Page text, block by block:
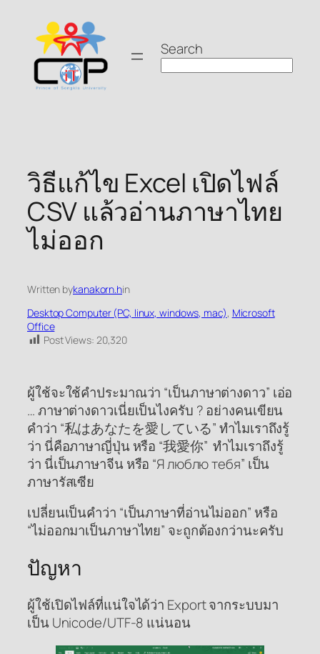
content
Search
วิธีแก้ไข Excel เปิดไฟล์
CSV แล้วอ่านภาษาไทย
ไม่ออก
Written bykanakorn.hin
Desktop Computer (PC, linux, windows, mac), Microsoft
Office
Post Views: 20,320
ผู้ใช้จะใช้คำประมาณว่า “เป็นภาษาต่างดาว” เอ่อ
… ภาษาต่างดาวเนี่ยเป็นไงครับ ? อย่างคนเขียน
คำว่า “私はあなたを愛している” ทำไมเราถึงรู้
ว่า นี่คือภาษาญี่ปุ่น หรือ “我愛你” ทำไมเราถึงรู้
ว่า นี่เป็นภาษาจีน หรือ “Я люблю тебя” เป็น
ภาษารัสเซีย
เปลี่ยนเป็นคำว่า “เป็นภาษาที่อ่านไม่ออก” หรือ
“ไม่ออกมาเป็นภาษาไทย” จะถูกต้องกว่านะครับ
ปัญหา
ผู้ใช้เปิดไฟล์ที่แน่ใจได้ว่า Export จากระบบมา
เป็น Unicode/UTF-8 แน่นอน